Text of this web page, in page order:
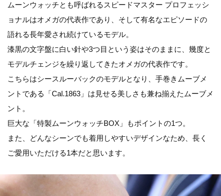
ムーンウォッチとも呼ばれるスピードマスター プロフェッシ
ョナルはオメガの代表作であり、そして有名なエピソードの
語れる長年愛され続けているモデル。
漆黒の文字盤に白い針や3つ目という姿はそのままに、幾度と
モデルチェンジを繰り返してきたオメガの代表作です。
こちらはシースルーバックのモデルとなり、手巻きムーブメ
ントである「Cal.1863」は見せる美しさも兼ね揃えたムーブメ
ント。
巨大な「特製ムーンウォッチBOX」もポイントの1つ。
また、どんなシーンでも着用しやすいデザインなため、長く
ご愛用いただける1本だと思います。